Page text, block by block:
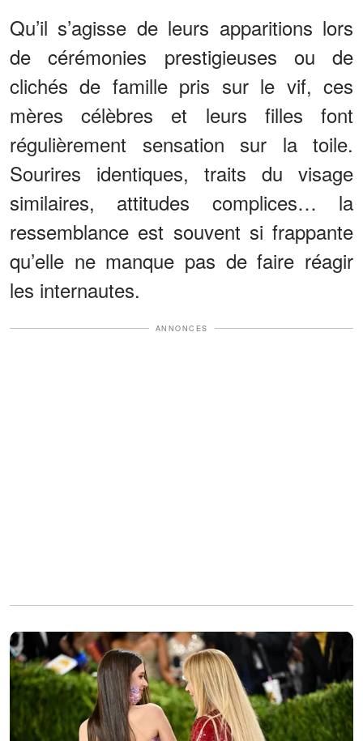
Qu’il s’agisse de leurs apparitions lors
de cérémonies prestigieuses ou de
clichés de famille pris sur le vif, ces
mères célèbres et leurs filles font
régulièrement sensation sur la toile.
Sourires identiques, traits du visage
similaires, attitudes complices… la
ressemblance est souvent si frappante
qu’elle ne manque pas de faire réagir
les internautes.
ANNONCES